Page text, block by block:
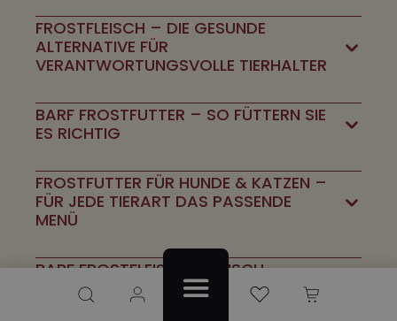
Du hast 0 Produkte auf dem Merkzettel
FROSTFLEISCH – DIE GESUNDE
ALTERNATIVE FÜR
VERANTWORTUNGSVOLLE TIERHALTER
BARF FROSTFUTTER – SO FÜTTERN SIE
ES RICHTIG
FROSTFUTTER FÜR HUNDE & KATZEN –
FÜR JEDE TIERART DAS PASSENDE
MENÜ
BARF FROSTFLEISCH – FRISCH
PRODUZIERT UND SCHOCKGEFROSTET